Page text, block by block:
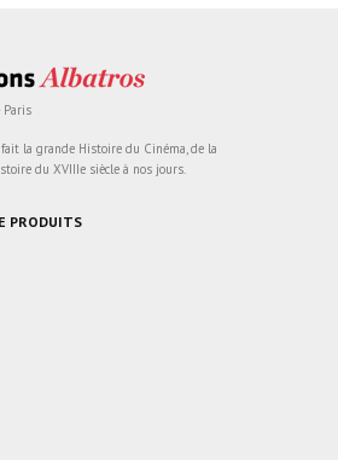
Paris
la grande Histoire du Cinéma, de la
du XVIIIe siècle à nos jours.
PRODUITS